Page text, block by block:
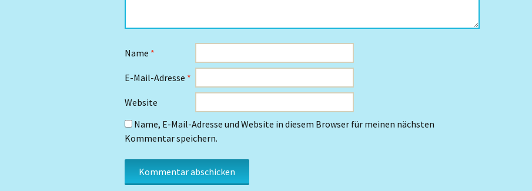
Name *
E-Mail-Adresse *
Website
Name, E-Mail-Adresse und Website in diesem Browser für meinen nächsten
Kommentar speichern.